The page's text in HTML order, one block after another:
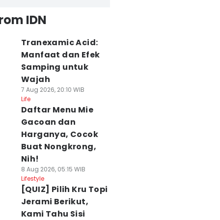
IDN
Tranexamic Acid:
Manfaat dan Efek
Samping untuk
Wajah
7 Aug 2026, 20:10 WIB
Life
Daftar Menu Mie
Gacoan dan
Harganya, Cocok
Buat Nongkrong,
Nih!
8 Aug 2026, 05:15 WIB
Lifestyle
[QUIZ] Pilih Kru Topi
Jerami Berikut,
Kami Tahu Sisi